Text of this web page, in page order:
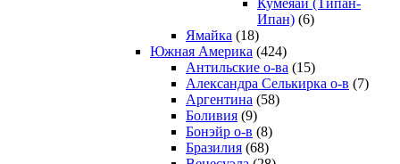
Ипан) (6)
Ямайка (18)
Южная Америка (424)
Антильские о-ва (15)
Александра Селькирка о-в (7)
Аргентина (58)
Боливия (9)
Бонэйр о-в (8)
Бразилия (68)